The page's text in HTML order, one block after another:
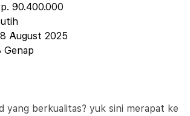
90.400.000
August 2025
Genap
yang berkualitas? yuk sini merapat ke